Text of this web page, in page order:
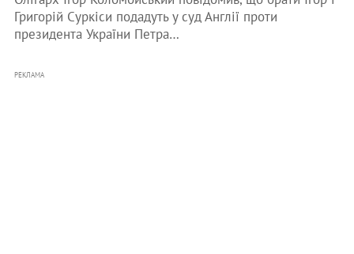
Григорій Суркіси подадуть у суд Англії проти
президента України Петра…
РЕКЛАМА